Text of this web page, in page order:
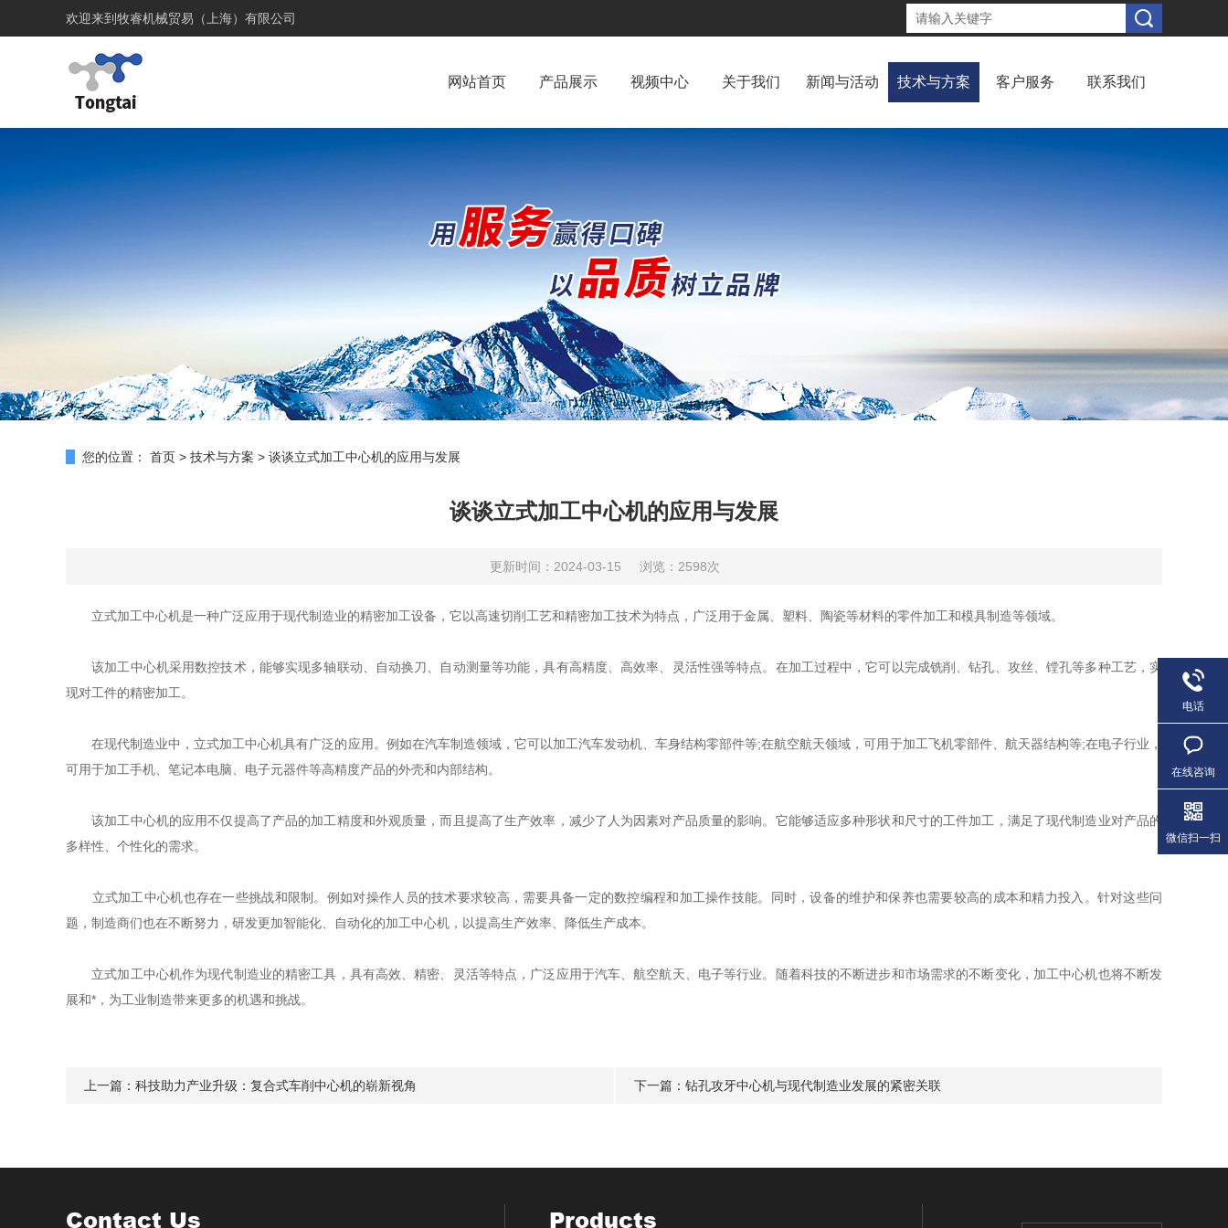
欢迎来到 牧睿机械贸易（上海）有限公司
网站首页 产品展示 视频中心 关于我们 新闻与活动 技术与方案 客户服务 联系我们
您的位置： 首页 > 技术与方案 > 谈谈立式加工中心机的应用与发展
谈谈立式加工中心机的应用与发展
更新时间：2024-03-15 浏览：2598次
立式加工中心机是一种广泛应用于现代制造业的精密加工设备，它以高速切削工艺和精密加工技术为特点，广泛用于金属、塑料、陶瓷等材料的零件加工和模具制造等领域。
该加工中心机采用数控技术，能够实现多轴联动、自动换刀、自动测量等功能，具有高精度、高效率、灵活性强等特点。在加工过程中，它可以完成铣削、钻孔、攻丝、镗孔等多种工艺，实
现对工件的精密加工。
在现代制造业中，立式加工中心机具有广泛的应用。例如在汽车制造领域，它可以加工汽车发动机、车身结构零部件等;在航空航天领域，可用于加工飞机零部件、航天器结构等;在电子行业，
可用于加工手机、笔记本电脑、电子元器件等高精度产品的外壳和内部结构。
该加工中心机的应用不仅提高了产品的加工精度和外观质量，而且提高了生产效率，减少了人为因素对产品质量的影响。它能够适应多种形状和尺寸的工件加工，满足了现代制造业对产品的
多样性、个性化的需求。
立式加工中心机也存在一些挑战和限制。例如对操作人员的技术要求较高，需要具备一定的数控编程和加工操作技能。同时，设备的维护和保养也需要较高的成本和精力投入。针对这些问
题，制造商们也在不断努力，研发更加智能化、自动化的加工中心机，以提高生产效率、降低生产成本。
立式加工中心机作为现代制造业的精密工具，具有高效、精密、灵活等特点，广泛应用于汽车、航空航天、电子等行业。随着科技的不断进步和市场需求的不断变化，加工中心机也将不断发
展和*，为工业制造带来更多的机遇和挑战。
上一篇： 科技助力产业升级：复合式车削中心机的崭新视角 下一篇： 钻孔攻牙中心机与现代制造业发展的紧密关联
Contact Us Products
电话
在线咨询
微信扫一扫